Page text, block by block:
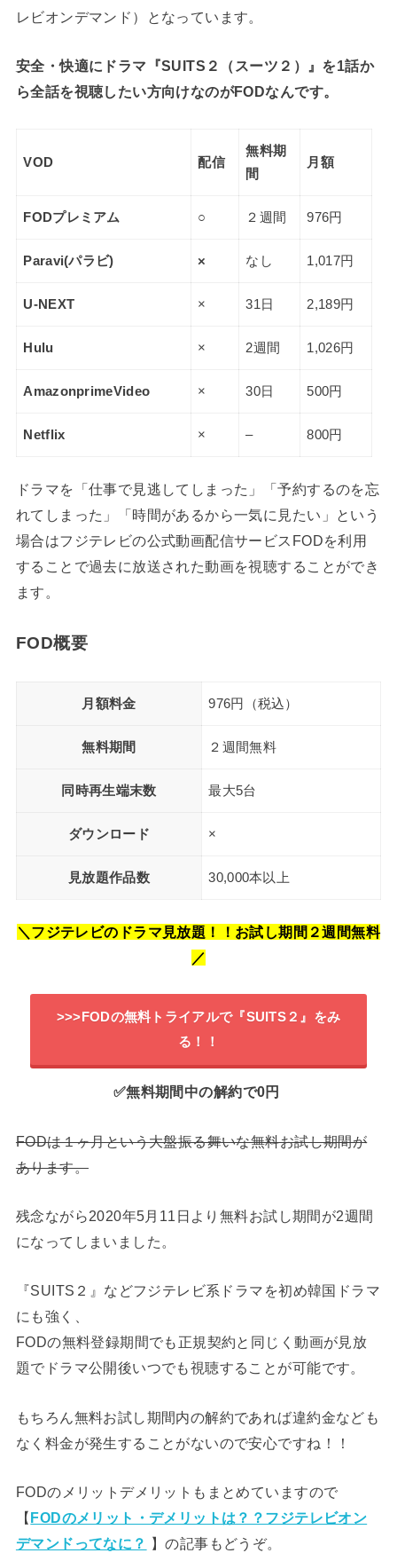
レビオンデマンド）となっています。
安全・快適にドラマ『SUITS２（スーツ２）』を1話か
ら全話を視聴したい方向けなのがFODなんです。
VOD 配信
無料期
間
月額
FODプレミアム ○ ２週間 976円
Paravi(パラビ) × なし 1,017円
U-NEXT × 31日 2,189円
Hulu × 2週間 1,026円
AmazonprimeVideo × 30日 500円
Netflix × – 800円
ドラマを「仕事で見逃してしまった」「予約するのを忘
れてしまった」「時間があるから一気に見たい」という
場合はフジテレビの公式動画配信サービスFODを利用
することで過去に放送された動画を視聴することができ
ます。
FOD概要
月額料金 976円（税込）
無料期間 ２週間無料
同時再生端末数 最大5台
ダウンロード ×
見放題作品数 30,000本以上
＼フジテレビのドラマ見放題！！お試し期間２週間無料
／
>>>FODの無料トライアルで『SUITS２』をみ
る！！
✅無料期間中の解約で0円
FODは１ヶ月という大盤振る舞いな無料お試し期間が
あります。
残念ながら2020年5月11日より無料お試し期間が2週間
になってしまいました。
『SUITS２』などフジテレビ系ドラマを初め韓国ドラマ
にも強く、
FODの無料登録期間でも正規契約と同じく動画が見放
題でドラマ公開後いつでも視聴することが可能です。
もちろん無料お試し期間内の解約であれば違約金なども
なく料金が発生することがないので安心ですね！！
FODのメリットデメリットもまとめていますので
【FODのメリット・デメリットは？？フジテレビオン
デマンドってなに？ 】の記事もどうぞ。